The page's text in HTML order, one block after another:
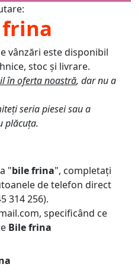
vânzări este disponibil
stoc și livrare.
în oferta noastră, dar nu a
seria piesei sau a
plăcuța.
"bile frina", completați
de telefon direct
314 256).
specificând ce
Bile frina